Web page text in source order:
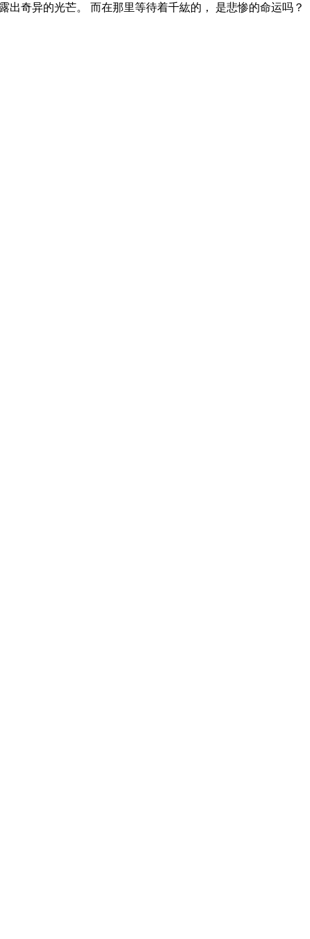
奇异的光芒。 而在那里等待着千紘的， 是悲惨的命运吗？